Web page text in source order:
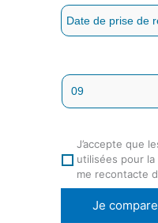
J’accepte que
utilisées pour la
me recontacte
Je